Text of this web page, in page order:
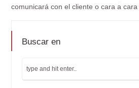
comunicará con el cliente o cara a cara
Buscar en